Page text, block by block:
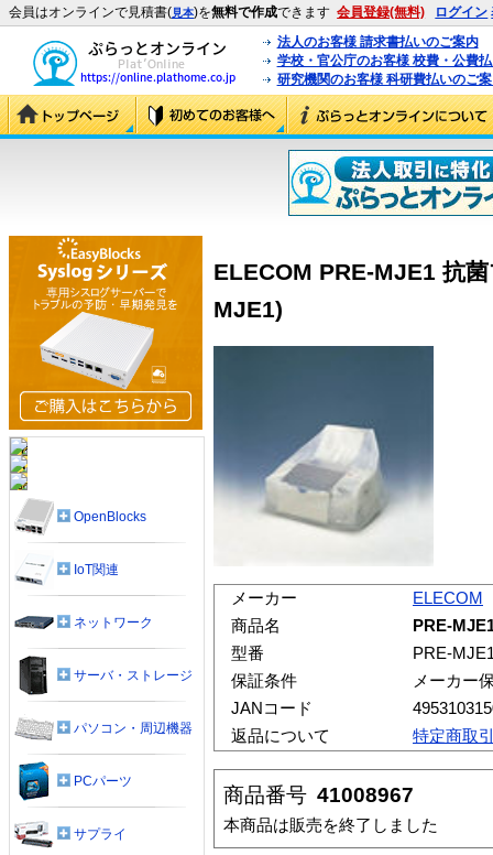
会員はオンラインで見積書(見本)を無料で作成できます 会員登録(無料) ログイン
法人のお客様 請求書払いのご案内
学校・官公庁のお客様 校費・公費
研究機関のお客様 科研費払いのご
ELECOM PRE-MJE1 抗
MJE1)
メーカー
ELECOM
商品名
PRE-
型番
PRE-
保証条件
メーカー
JANコード
返品について
特定商取
商品番号 41008967
本商品は販売を終了しました
OpenBlocks
IoT関連
ネットワーク
サーバ・ストレージ
パソコン・周辺機器
PCパーツ
サプライ